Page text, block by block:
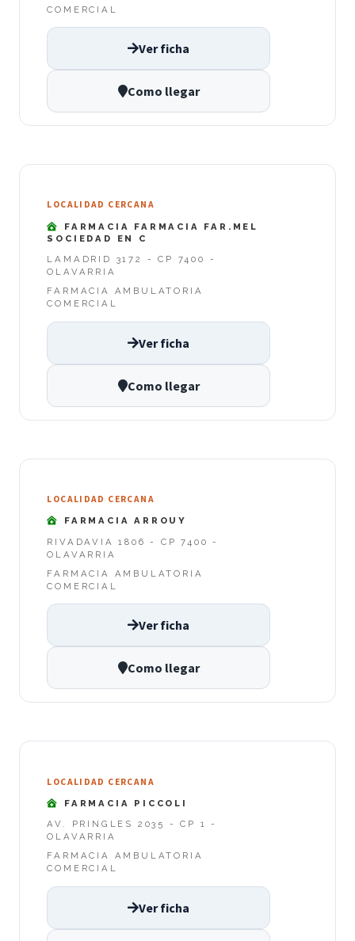
COMERCIAL
Ver ficha
Como llegar
LOCALIDAD CERCANA
FARMACIA FARMACIA FAR.MEL
SOCIEDAD EN C
LAMADRID 3172 - CP 7400 -
OLAVARRIA
FARMACIA AMBULATORIA
COMERCIAL
Ver ficha
Como llegar
LOCALIDAD CERCANA
FARMACIA ARROUY
RIVADAVIA 1806 - CP 7400 -
OLAVARRIA
FARMACIA AMBULATORIA
COMERCIAL
Ver ficha
Como llegar
LOCALIDAD CERCANA
FARMACIA PICCOLI
AV. PRINGLES 2035 - CP 1 -
OLAVARRIA
FARMACIA AMBULATORIA
COMERCIAL
Ver ficha